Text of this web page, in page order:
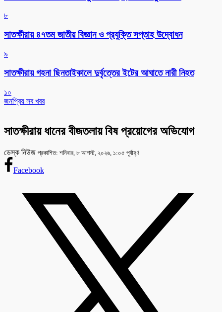
৮
সাতক্ষীরায় ৪৭তম জাতীয় বিজ্ঞান ও প্রযুক্তি সপ্তাহ উদ্বোধন
৯
সাতক্ষীরায় গহনা ছিনতাইকালে দুর্বৃত্তের ইটের আঘাতে নারী নিহত
১০
জনপ্রিয় সব খবর
সাতক্ষীরায় ধানের বীজতলায় বিষ প্রয়োগের অভিযোগ
ডেস্ক নিউজ প্রকাশিত: শনিবার, ৮ আগস্ট, ২০২৬, ১:০৫ পূর্বাহ্ণ
Facebook